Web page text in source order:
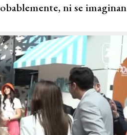
ni se imaginan